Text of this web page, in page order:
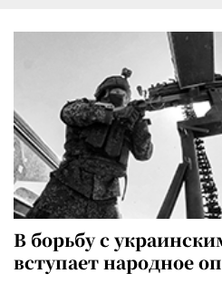
В борьбу с
вступает народное